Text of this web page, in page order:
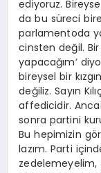
ediyoruz.
da bu süreci
parlamentoda
cinsten değil. Bir
yapacağım’
bireysel bir
değiliz. Sayın
affedicidir.
sonra partini
Bu hepimizin
lazım. Parti
zedelemeyelim,